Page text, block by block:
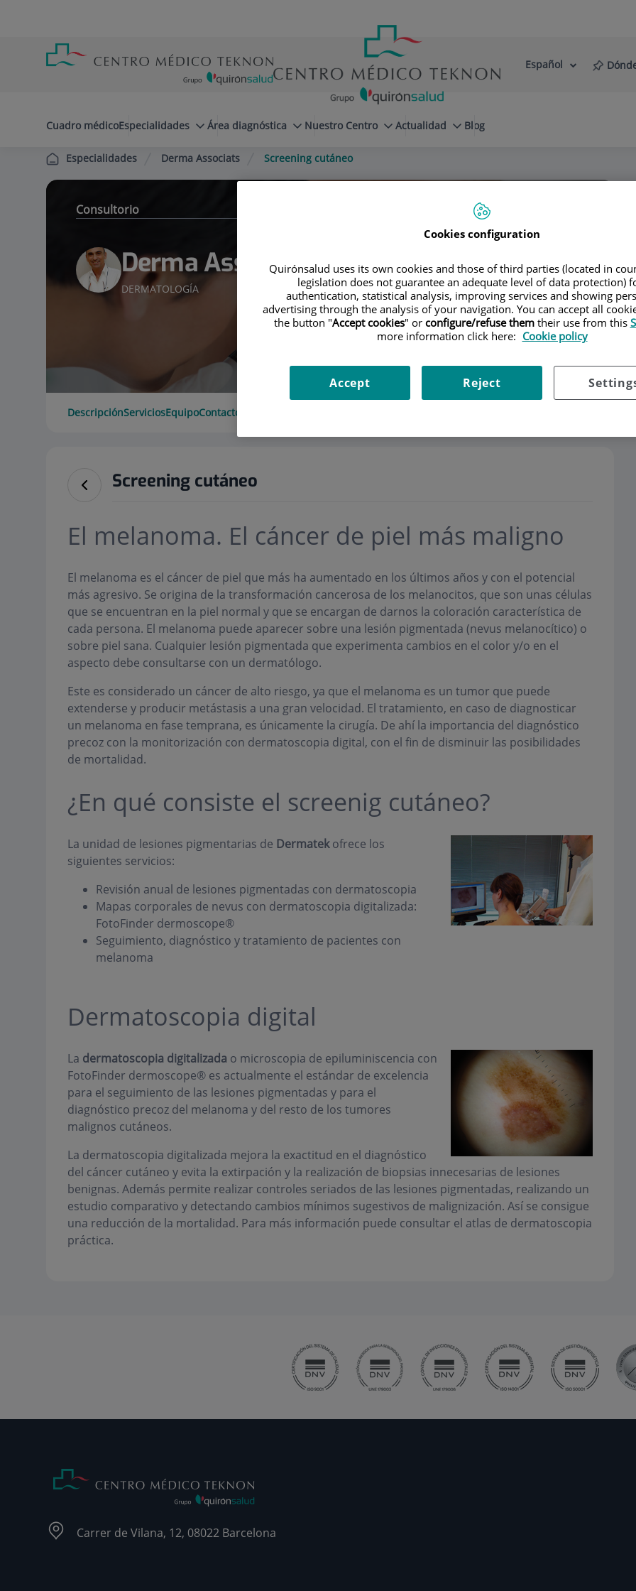
cabecera
Selector
Idioma
Español
Cuadro médicoEspecialidades Área diagnóstica Nuestro Centro Actualidad Blog
Especialidades Derma Associats Screening cutáneo
Consultorio
Derma Associats
DERMATOLOGÍA
DescripciónServiciosEquipoContacto
Screening cutáneo
El melanoma. El cáncer de piel más maligno
El melanoma es el cáncer de piel que más ha aumentado en los últimos años y con el potencial
más agresivo. Se origina de la transformación cancerosa de los melanocitos, que son unas células
que se encuentran en la piel normal y que se encargan de darnos la coloración característica de
cada persona. El melanoma puede aparecer sobre una lesión pigmentada (nevus melanocítico) o
sobre piel sana. Cualquier lesión pigmentada que experimenta cambios en el color y/o en el
aspecto debe consultarse con un dermatólogo.
Este es considerado un cáncer de alto riesgo, ya que el melanoma es un tumor que puede
extenderse y producir metástasis a una gran velocidad. El tratamiento, en caso de diagnosticar
un melanoma en fase temprana, es únicamente la cirugía. De ahí la importancia del diagnóstico
precoz con la monitorización con dermatoscopia digital, con el fin de disminuir las posibilidades
de mortalidad.
¿En qué consiste el screenig cutáneo?
La unidad de lesiones pigmentarias de Dermatek ofrece los
siguientes servicios:
Revisión anual de lesiones pigmentadas con dermatoscopia
Mapas corporales de nevus con dermatoscopia digitalizada:
FotoFinder dermoscope®
Seguimiento, diagnóstico y tratamiento de pacientes con
melanoma
Dermatoscopia digital
La dermatoscopia digitalizada o microscopia de epiluminiscencia con
FotoFinder dermoscope® es actualmente el estándar de excelencia
para el seguimiento de las lesiones pigmentadas y para el
diagnóstico precoz del melanoma y del resto de los tumores
malignos cutáneos.
La dermatoscopia digitalizada mejora la exactitud en el diagnóstico
del cáncer cutáneo y evita la extirpación y la realización de biopsias innecesarias de lesiones
benignas. Además permite realizar controles seriados de las lesiones pigmentadas, realizando un
estudio comparativo y detectando cambios mínimos sugestivos de malignización. Así se consigue
una reducción de la mortalidad. Para más información puede consultar el atlas de dermatoscopia
práctica.
Carrer de Vilana, 12, 08022 Barcelona
Cookies configuration
Quirónsalud uses its own cookies and those of third parties (located in
legislation does not guarantee an adequate level of data protection)
authentication, statistical analysis, improving services and showing
advertising through the analysis of your navigation. You can accept all
the button "Accept cookies" or configure/refuse themtheir use from this
more information click here: Cookie policy
Reject
Accept